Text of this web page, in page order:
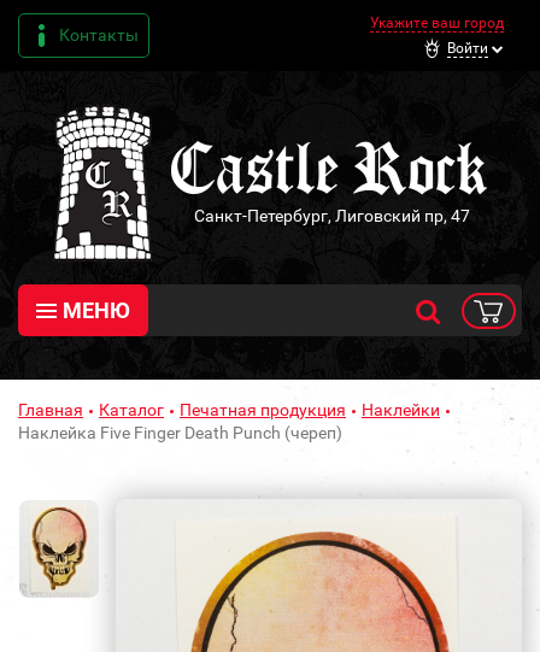
Контакты
Укажите ваш город
Войти
Санкт-Петербург, Лиговский пр, 47
МЕНЮ
Главная Каталог Печатная продукция
Наклейки
Наклейка Five Finger Death Punch (череп)